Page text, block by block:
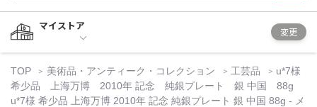
マイストア
変更
TOP 美術品・アンティーク・コレクション 工芸品
u*7様
希少品 上海万博 2010年 記念 純銀プレート 銀 中国 88g
u*7様 希少品 上海万博 2010年 記念 純銀プレート 銀 中国 88g - メ